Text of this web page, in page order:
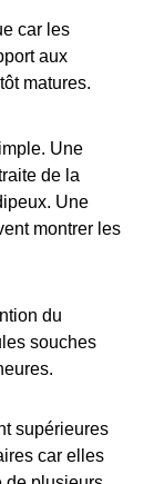
car les
aux
matures.
Une
de la
Une
montrer les
du
souches
supérieures
car elles